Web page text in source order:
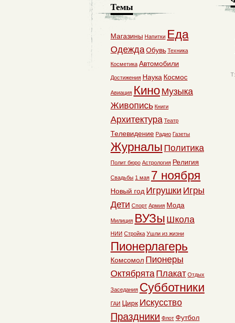
Темы
Магазины Напитки Еда
ОдеждаОбувь Техника
Косметика Автомобили
Достижения Наука Космос
Авиация Кино Музыка
Живопись Книги
Архитектура Театр
Телевидение Радио Газеты
Журналы Политика
Полит бюро Астрология Религия
Свадьбы 1 мая 7 ноября
Новый год Игрушки Игры
Дети Спорт Армия Мода
Милиция ВУЗы Школа
НИИ Стройка Ушли из жизни
Пионерлагерь
Комсомол Пионеры
Октябрята Плакат Отдых
Заседания Субботники
ГАИ Цирк Искусство
Праздники Флот Футбол